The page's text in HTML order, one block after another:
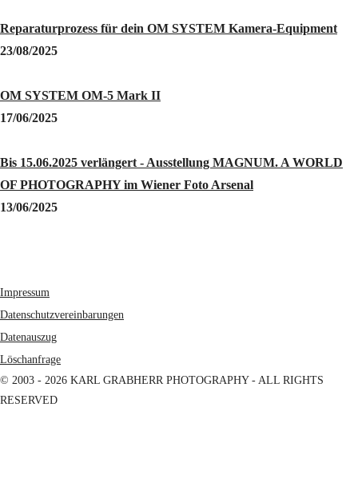
Reparaturprozess für dein OM SYSTEM Kamera-Equipment
23/08/2025
OM SYSTEM OM-5 Mark II
17/06/2025
Bis 15.06.2025 verlängert - Ausstellung MAGNUM. A WORLD
OF PHOTOGRAPHY im Wiener Foto Arsenal
13/06/2025
Impressum
Datenschutzvereinbarungen
Datenauszug
Löschanfrage
© 2003 - 2026 KARL GRABHERR PHOTOGRAPHY - ALL RIGHTS
RESERVED